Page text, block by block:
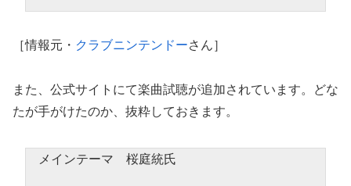
［情報元・ クラブニンテンドーさん］
また、公式サイトにて楽曲試聴が追加されています。どな
たが手がけたのか、抜粋しておきます。
メインテーマ 桜庭統氏